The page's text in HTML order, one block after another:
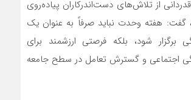
از تلاش‌های دست‌اندرکاران پیاده‌روی
گفت: هفته وحدت نباید صرفاً به عنوان یک
برگزار شود، بلکه فرصتی ارزشمند برای
اجتماعی و گسترش تعامل در سطح جامعه